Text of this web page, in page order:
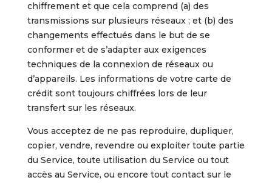
chiffrement et que cela comprend (a) des
transmissions sur plusieurs réseaux ; et (b) des
changements effectués dans le but de se
conformer et de s’adapter aux exigences
techniques de la connexion de réseaux ou
d’appareils. Les informations de votre carte de
crédit sont toujours chiffrées lors de leur
transfert sur les réseaux.
Vous acceptez de ne pas reproduire, dupliquer,
copier, vendre, revendre ou exploiter toute partie
du Service, toute utilisation du Service ou tout
accès au Service, ou encore tout contact sur le